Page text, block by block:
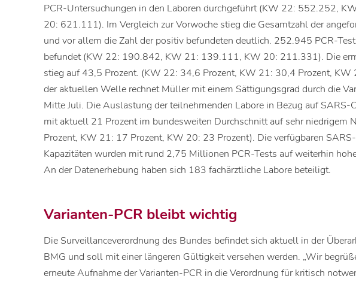
PCR-Untersuchungen in den Laboren durchgeführt (KW 22: 552.252,
20: 621.111). Im Vergleich zur Vorwoche stieg die Gesamtzahl der
und vor allem die Zahl der positiv befundeten deutlich. 252.945 PCR-
befundet (KW 22: 190.842, KW 21: 139.111, KW 20: 211.331). Die
stieg auf 43,5 Prozent. (KW 22: 34,6 Prozent, KW 21: 30,4 Prozent, KW
der aktuellen Welle rechnet Müller mit einem Sättigungsgrad durch die
Mitte Juli. Die Auslastung der teilnehmenden Labore in Bezug auf SARS-
mit aktuell 21 Prozent im bundesweiten Durchschnitt auf sehr niedrigem
Prozent, KW 21: 17 Prozent, KW 20: 23 Prozent). Die verfügbaren
Kapazitäten wurden mit rund 2,75 Millionen PCR-Tests auf weiterhin
An der Datenerhebung haben sich 183 fachärztliche Labore beteiligt.
Varianten-PCR bleibt wichtig
Die Surveillanceverordnung des Bundes befindet sich aktuell in der
BMG und soll mit einer längeren Gültigkeit versehen werden. „Wir
erneute Aufnahme der Varianten-PCR in die Verordnung für kritisch